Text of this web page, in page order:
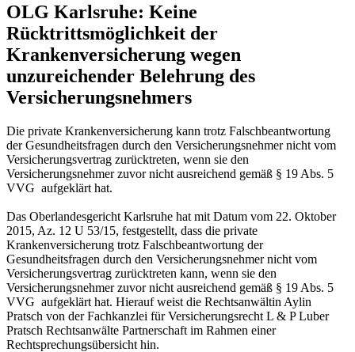
OLG Karlsruhe: Keine
Rücktrittsmöglichkeit der
Krankenversicherung wegen
unzureichender Belehrung des
Versicherungsnehmers
Die private Krankenversicherung kann trotz Falschbeantwortung
der Gesundheitsfragen durch den Versicherungsnehmer nicht vom
Versicherungsvertrag zurücktreten, wenn sie den
Versicherungsnehmer zuvor nicht ausreichend gemäß § 19 Abs. 5
VVG aufgeklärt hat.
Das Oberlandesgericht Karlsruhe hat mit Datum vom 22. Oktober
2015, Az. 12 U 53/15, festgestellt, dass die private
Krankenversicherung trotz Falschbeantwortung der
Gesundheitsfragen durch den Versicherungsnehmer nicht vom
Versicherungsvertrag zurücktreten kann, wenn sie den
Versicherungsnehmer zuvor nicht ausreichend gemäß § 19 Abs. 5
VVG aufgeklärt hat. Hierauf weist die Rechtsanwältin Aylin
Pratsch von der Fachkanzlei für Versicherungsrecht L & P Luber
Pratsch Rechtsanwälte Partnerschaft im Rahmen einer
Rechtsprechungsübersicht hin.